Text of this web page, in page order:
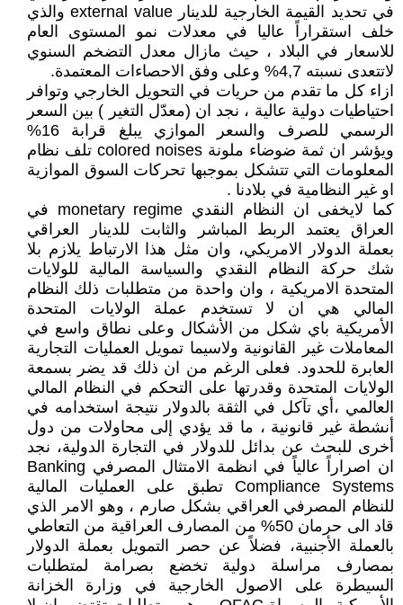
في تحديد القيمة الخارجية للدينار external value والذي
خلف استقراراً عاليا في معدلات نمو المستوى العام
للاسعار في البلاد ، حيث مازال معدل التضخم السنوي
لاتتعدى نسبته 4,7% وعلى وفق الاحصاءات المعتمدة.
ازاء كل ما تقدم من حريات في التحويل الخارجي وتوافر
احتياطيات دولية عالية ، نجد ان (معدّل التغير ) بين السعر
الرسمي للصرف والسعر الموازي يبلغ قرابة 16%
ويؤشر ان ثمة ضوضاء ملونة colored noises تلف نظام
المعلومات التي تتشكل بموجبها تحركات السوق الموازية
او غير النظامية في بلادنا .
كما لايخفى ان النظام النقدي monetary regime في
العراق يعتمد الربط المباشر والثابت للدينار العراقي
بعملة الدولار الامريكي، وان مثل هذا الارتباط يلازم بلا
شك حركة النظام النقدي والسياسة المالية للولايات
المتحدة الامريكية ، وان واحدة من متطلبات ذلك النظام
المالي هي ان لا تستخدم عملة الولايات المتحدة
الأمريكية باي شكل من الأشكال وعلى نطاق واسع في
المعاملات غير القانونية ولاسيما تمويل العمليات التجارية
العابرة للحدود. فعلى الرغم من ان ذلك قد يضر بسمعة
الولايات المتحدة وقدرتها على التحكم في النظام المالي
العالمي ،أي تآكل في الثقة بالدولار نتيجة استخدامه في
أنشطة غير قانونية ، ما قد يؤدي إلى محاولات من دول
أخرى للبحث عن بدائل للدولار في التجارة الدولية، نجد
ان اصراراً عالياً في انظمة الامتثال المصرفي Banking
Compliance Systems تطبق على العمليات المالية
للنظام المصرفي العراقي بشكل صارم ، وهو الامر الذي
قاد الى حرمان 50% من المصارف العراقية من التعاطي
بالعملة الأجنبية، فضلاً عن حصر التمويل بعملة الدولار
بمصارف مراسلة دولية تخضع بصرامة لمتطلبات
السيطرة على الاصول الخارجية في وزارة الخزانة